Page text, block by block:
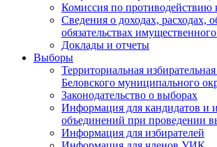
Комиссия по противодействию
Сведения о доходах, расходах,
обязательствах
Доклады и отчеты
Выборы
Территориальная
Беловского муниципального
Законодательство о выборах
Информация для кандидатов и
объединений при проведении
Информация для избирателей